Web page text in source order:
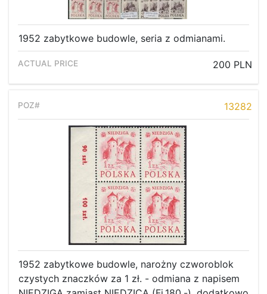
1952 zabytkowe budowle, seria z odmianami.
200 PLN
13282
1952 zabytkowe budowle, narożny czworoblok
czystych znaczków za 1 zł. - odmiana z napisem